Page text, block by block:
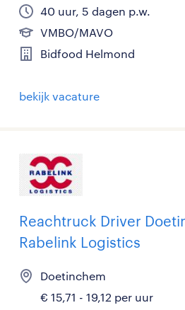
40 uur, 5 dagen p.w.
VMBO/MAVO
Bidfood Helmond
bekijk vacature
Reachtruck Driver
Rabelink Logistics
Doetinchem
€ 15,71 - 19,12 per uur